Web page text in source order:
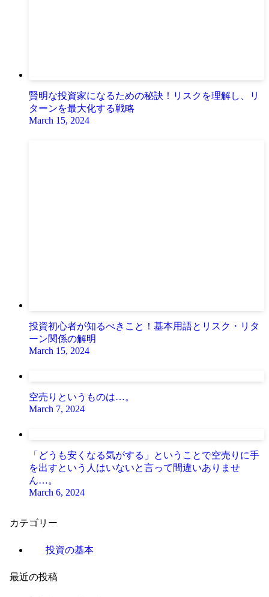
賢明な投資家になるための秘訣！リスクを理解し、リ
ターンを最大化する戦略
March 15, 2024
投資初心者が知るべきこと！基本用語とリスク・リタ
ーン関係の解明
March 15, 2024
空売りというものは…。
March 7, 2024
「どうも安くなる気がする」ということで空売りに手
を出すという人はいないと言って間違いありませ
ん…。
March 6, 2024
カテゴリー
投資の基本
最近の投稿